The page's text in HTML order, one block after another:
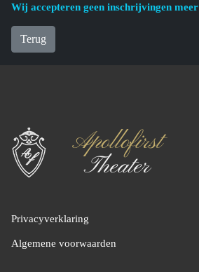
Wij accepteren geen inschrijvingen meer
Terug
Privacyverklaring
Algemene voorwaarden